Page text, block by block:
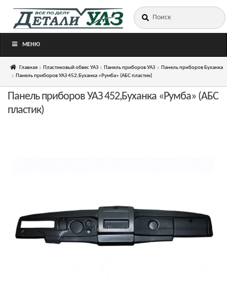
Перейти
Перейти
Искать:
МЕНЮ
Главная Пластиковый обвес УАЗ Панель приборов УАЗ
Панель приборов Буханка
Панель приборов УАЗ 452,Буханка «Румба» (АБС пластик)
Панель приборов УАЗ 452,Буханка «Румба» (АБС
пластик)